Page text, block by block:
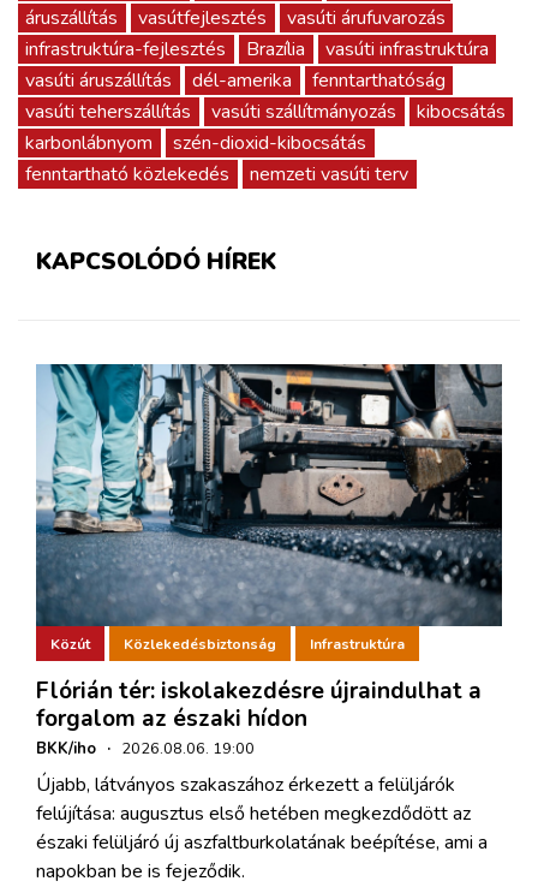
áruszállítás
vasútfejlesztés
vasúti árufuvarozás
infrastruktúra-fejlesztés
Brazília
vasúti infrastruktúra
vasúti áruszállítás
dél-amerika
fenntarthatóság
vasúti teherszállítás
vasúti szállítmányozás
kibocsátás
karbonlábnyom
szén-dioxid-kibocsátás
fenntartható közlekedés
nemzeti vasúti terv
KAPCSOLÓDÓ HÍREK
Közút Közlekedésbiztonság Infrastruktúra
Flórián tér: iskolakezdésre újraindulhat a
forgalom az északi hídon
BKK/iho · 2026.08.06. 19:00
Újabb, látványos szakaszához érkezett a felüljárók
felújítása: augusztus első hetében megkezdődött az
északi felüljáró új aszfaltburkolatának beépítése, ami a
napokban be is fejeződik.